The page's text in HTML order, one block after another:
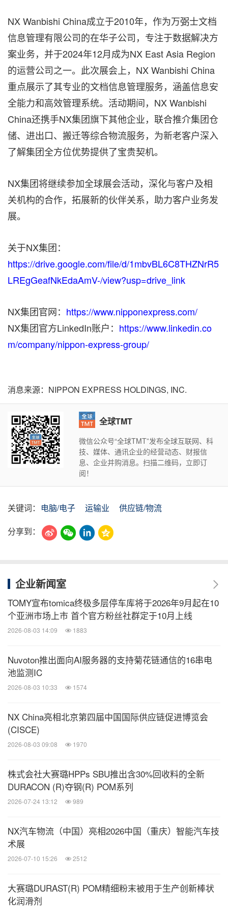
NX Wanbishi China成立于2010年，作为万弼士文档
信息管理有限公司的在华子公司，专注于数据解决方
案业务，并于2024年12月成为NX East Asia Region
的运营公司之一。此次展会上，NX Wanbishi China
重点展示了其专业的文档信息管理服务，涵盖信息安
全能力和高效管理系统。活动期间，NX Wanbishi
China还携手NX集团旗下其他企业，联合推介集团仓
储、进出口、搬迁等综合物流服务，为新老客户深入
了解集团全方位优势提供了宝贵契机。
NX集团将继续参加全球展会活动，深化与客户及相
关机构的合作，拓展新的伙伴关系，助力客户业务发
展。
关于NX集团：
https://drive.google.com/file/d/1mbvBL6C8THZNrR5
LREgGeafNkEdaAmV-/view?usp=drive_link
NX集团官网： https://www.nipponexpress.com/
NX集团官方LinkedIn账户： https://www.linkedin.co
m/company/nippon-express-group/
消息来源：NIPPON EXPRESS HOLDINGS, INC.
全球TMT
微信公众号“全球TMT”发布全球互联网、科
技、媒体、通讯企业的经营动态、财报信
息、企业并购消息。扫描二维码，立即订
阅！
关键词： 电脑/电子 运输业
供应链/物流
分享到：
企业新闻室
TOMY宣布tomica终极多层停车库将于2026年9月起在10
个亚洲市场上市 首个官方粉丝社群定于10月上线
2026-08-03 14:09 1883
Nuvoton推出面向AI服务器的支持菊花链通信的16串电
池监测IC
2026-08-03 10:33 1574
NX China亮相北京第四届中国国际供应链促进博览会
(CISCE)
2026-08-03 09:08 1970
株式会社大赛璐HPPs SBU推出含30%回收料的全新
DURACON (R)夺钢(R) POM系列
2026-07-24 13:12 989
NX汽车物流（中国）亮相2026中国（重庆）智能汽车技
术展
2026-07-10 15:26 2512
大赛璐DURAST(R) POM精细粉末被用于生产创新棒状
化润滑剂